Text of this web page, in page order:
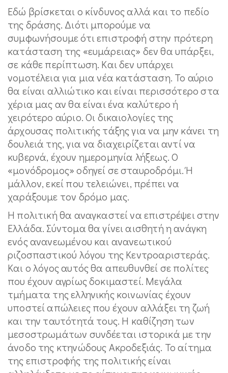
Εδώ βρίσκεται ο κίνδυνος αλλά και το πεδίο
της δράσης. Διότι μπορούμε να
συμφωνήσουμε ότι επιστροφή στην πρότερη
κατάσταση της «ευμάρειας» δεν θα υπάρξει,
σε κάθε περίπτωση. Και δεν υπάρχει
νομοτέλεια για μια νέα κατάσταση. Το αύριο
θα είναι αλλιώτικο και είναι περισσότερο στα
χέρια μας αν θα είναι ένα καλύτερο ή
χειρότερο αύριο. Οι δικαιολογίες της
άρχουσας πολιτικής τάξης για να μην κάνει τη
δουλειά της, για να διαχειρίζεται αντί να
κυβερνά, έχουν ημερομηνία λήξεως. Ο
«μονόδρομος» οδηγεί σε σταυροδρόμι. Ή
μάλλον, εκεί που τελειώνει, πρέπει να
χαράξουμε τον δρόμο μας.
Η πολιτική θα αναγκαστεί να επιστρέψει στην
Ελλάδα. Σύντομα θα γίνει αισθητή η ανάγκη
ενός ανανεωμένου και ανανεωτικού
ριζοσπαστικού λόγου της Κεντροαριστεράς.
Και ο λόγος αυτός θα απευθυνθεί σε πολίτες
που έχουν αγρίως δοκιμαστεί. Μεγάλα
τμήματα της ελληνικής κοινωνίας έχουν
υποστεί απώλειες που έχουν αλλάξει τη ζωή
και την ταυτότητά τους. Η καθίζηση των
μεσοστρωμάτων συνδέεται ιστορικά με την
άνοδο της κτηνώδους Ακροδεξιάς. Το αίτημα
της επιστροφής της πολιτικής είναι